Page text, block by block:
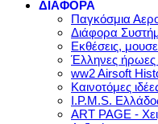
ΔΙΑΦΟΡΑ
Παγκόσμια
Διάφορα
Εκθέσεις,
Έλληνες ήρωες
ww2 Airsoft
Καινοτόμες
I.P.M.S.
ART PAGE -